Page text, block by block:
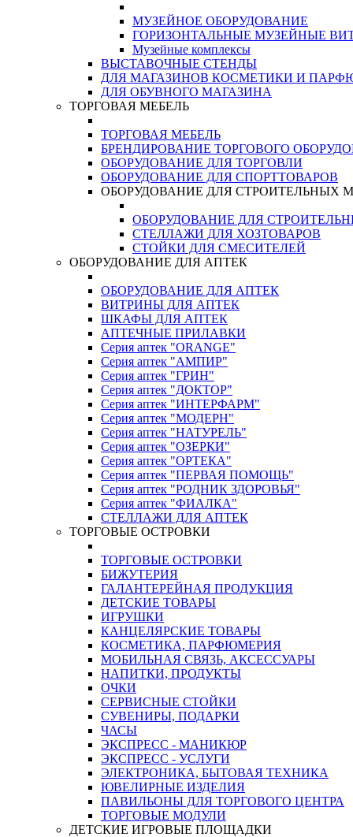
МУЗЕЙНОЕ ОБОРУДОВАНИЕ
ГОРИЗОНТАЛЬНЫЕ МУЗЕЙНЫЕ
Музейные комплексы
ВЫСТАВОЧНЫЕ СТЕНДЫ
ДЛЯ МАГАЗИНОВ КОСМЕТИКИ И
ДЛЯ ОБУВНОГО МАГАЗИНА
ТОРГОВАЯ МЕБЕЛЬ
ТОРГОВАЯ МЕБЕЛЬ
БРЕНДИРОВАНИЕ ТОРГОВОГО
ОБОРУДОВАНИЕ ДЛЯ ТОРГОВЛИ
ОБОРУДОВАНИЕ ДЛЯ СПОРТТОВАРОВ
ОБОРУДОВАНИЕ ДЛЯ СТРОИТЕЛЬНЫХ
ОБОРУДОВАНИЕ ДЛЯ
СТЕЛЛАЖИ ДЛЯ ХОЗТОВАРОВ
СТОЙКИ ДЛЯ СМЕСИТЕЛЕЙ
ОБОРУДОВАНИЕ ДЛЯ АПТЕК
ОБОРУДОВАНИЕ ДЛЯ АПТЕК
ВИТРИНЫ ДЛЯ АПТЕК
ШКАФЫ ДЛЯ АПТЕК
АПТЕЧНЫЕ ПРИЛАВКИ
Серия аптек "ORANGE"
Серия аптек "АМПИР"
Серия аптек "ГРИН"
Серия аптек "ДОКТОР"
Серия аптек "ИНТЕРФАРМ"
Серия аптек "МОДЕРН"
Серия аптек "НАТУРЕЛЬ"
Серия аптек "ОЗЕРКИ"
Серия аптек "ОРТЕКА"
Серия аптек "ПЕРВАЯ ПОМОЩЬ"
Серия аптек "РОДНИК ЗДОРОВЬЯ"
Серия аптек "ФИАЛКА"
СТЕЛЛАЖИ ДЛЯ АПТЕК
ТОРГОВЫЕ ОСТРОВКИ
ТОРГОВЫЕ ОСТРОВКИ
БИЖУТЕРИЯ
ГАЛАНТЕРЕЙНАЯ ПРОДУКЦИЯ
ДЕТСКИЕ ТОВАРЫ
ИГРУШКИ
КАНЦЕЛЯРСКИЕ ТОВАРЫ
КОСМЕТИКА, ПАРФЮМЕРИЯ
МОБИЛЬНАЯ СВЯЗЬ, АКСЕССУАРЫ
НАПИТКИ, ПРОДУКТЫ
ОЧКИ
СЕРВИСНЫЕ СТОЙКИ
СУВЕНИРЫ, ПОДАРКИ
ЧАСЫ
ЭКСПРЕСС - МАНИКЮР
ЭКСПРЕСС - УСЛУГИ
ЭЛЕКТРОНИКА, БЫТОВАЯ ТЕХНИКА
ЮВЕЛИРНЫЕ ИЗДЕЛИЯ
ПАВИЛЬОНЫ ДЛЯ ТОРГОВОГО ЦЕНТРА
ТОРГОВЫЕ МОДУЛИ
ДЕТСКИЕ ИГРОВЫЕ ПЛОЩАДКИ